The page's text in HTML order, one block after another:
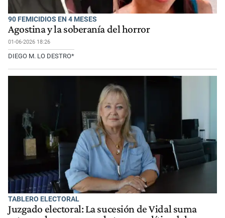
90 FEMICIDIOS EN 4 MESES
Agostina y la soberanía del horror
01-06-2026 18:26
DIEGO M. LO DESTRO*
TABLERO ELECTORAL
Juzgado electoral: La sucesión de Vidal suma